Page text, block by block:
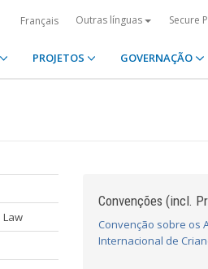
Français Outras línguas Secure
PROJETOS GOVERNAÇÃO
Law
Convenções (incl.
Convenção sobre os
Internacional de